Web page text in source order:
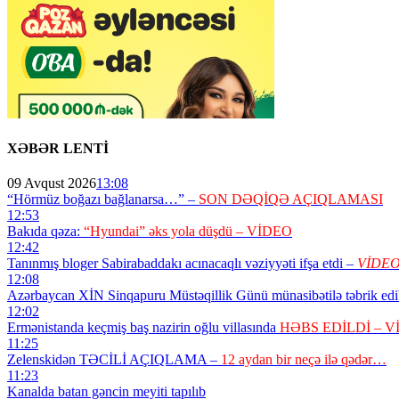
XƏBƏR LENTİ
09 Avqust 202613:08
“Hörmüz boğazı bağlanarsa…” – SON DƏQİQƏ AÇIQLAMASI
12:53
Bakıda qəza: “Hyundai” əks yola düşdü – VİDEO
12:42
Tanınmış bloger Sabirabaddakı acınacaqlı vəziyyəti ifşa etdi –
12:08
Azərbaycan XİN Sinqapuru Müstəqillik Günü münasibətilə təbrik
12:02
Ermənistanda keçmiş baş nazirin oğlu villasında HƏBS EDİLDİ –
11:25
Zelenskidən TƏCİLİ AÇIQLAMA – 12 aydan bir neçə ilə qədər…
11:23
Kanalda batan gəncin meyiti tapılıb